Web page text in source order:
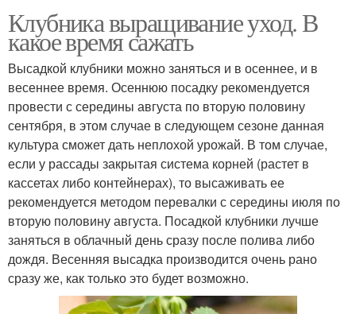
Клубника выращивание уход. В
какое время сажать
Высадкой клубники можно заняться и в осеннее, и в
весеннее время. Осеннюю посадку рекомендуется
провести с середины августа по вторую половину
сентября, в этом случае в следующем сезоне данная
культура сможет дать неплохой урожай. В том случае,
если у рассады закрытая система корней (растет в
кассетах либо контейнерах), то высаживать ее
рекомендуется методом перевалки с середины июля по
вторую половину августа. Посадкой клубники лучше
заняться в облачный день сразу после полива либо
дождя. Весенняя высадка производится очень рано
сразу же, как только это будет возможно.